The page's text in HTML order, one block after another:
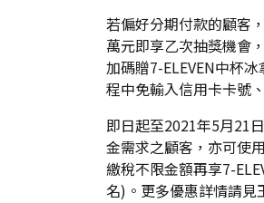
若偏好分期付款的顧客
萬元即享乙次抽獎機會
加碼贈7-ELEVEN中杯
程中免輸入信用卡卡號
即日起至2021年5月21
金需求之顧客，亦可使
繳稅不限金額再享7-
名)。更多優惠詳情請見